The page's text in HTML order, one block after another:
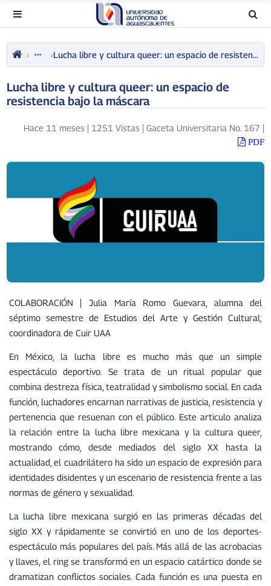
Lucha libre y cultura queer: un espacio de resistencia bajo la máscara
Lucha libre y cultura queer: un espacio de
resistencia bajo la máscara
Hace 11 meses | 1251 Vistas | Gaceta Universitaria No. 167 |
PDF
COLABORACIÓN | Julia María Romo Guevara, alumna del
séptimo semestre de Estudios del Arte y Gestión Cultural;
coordinadora de Cuir UAA
En México, la lucha libre es mucho más que un simple
espectáculo deportivo. Se trata de un ritual popular que
combina destreza física, teatralidad y simbolismo social. En cada
función, luchadores encarnan narrativas de justicia, resistencia y
pertenencia que resuenan con el público. Este articulo analiza
la relación entre la lucha libre mexicana y la cultura queer,
mostrando cómo, desde mediados del siglo XX hasta la
actualidad, el cuadrilátero ha sido un espacio de expresión para
identidades disidentes y un escenario de resistencia frente a las
normas de género y sexualidad.
La lucha libre mexicana surgió en las primeras décadas del
siglo XX y rápidamente se convirtió en uno de los deportes-
espectáculo más populares del país. Más allá de las acrobacias
y llaves, el ring se transformó en un espacio catártico donde se
dramatizan conflictos sociales. Cada función es una puesta en